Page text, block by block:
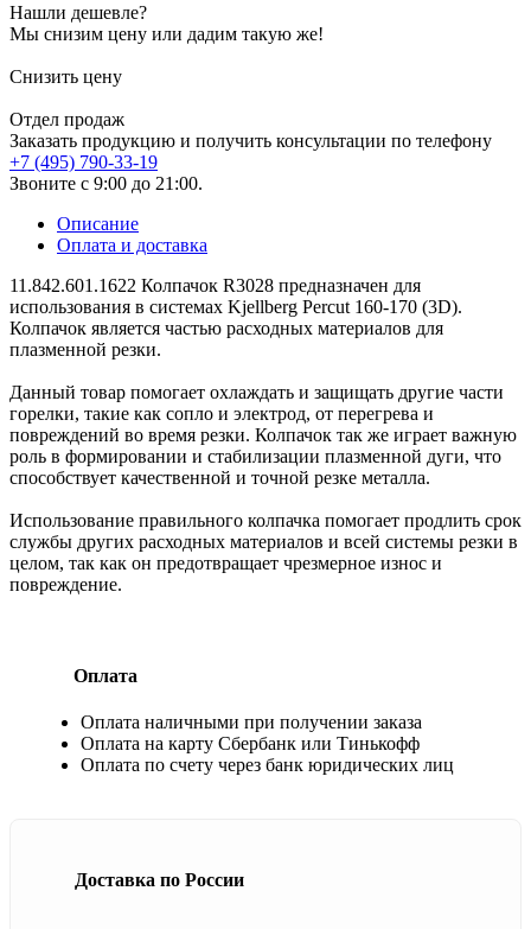
Нашли дешевле?
Мы снизим цену или дадим такую же!
Снизить цену
Отдел продаж
Заказать продукцию и получить консультации по телефону
+7 (495) 790-33-19
Звоните с 9:00 до 21:00.
Описание
Оплата и доставка
11.842.601.1622 Колпачок R3028 предназначен для
использования в системах Kjellberg Percut 160-170 (3D).
Колпачок является частью расходных материалов для
плазменной резки.
Данный товар помогает охлаждать и защищать другие части
горелки, такие как сопло и электрод, от перегрева и
повреждений во время резки. Колпачок так же играет важную
роль в формировании и стабилизации плазменной дуги, что
способствует качественной и точной резке металла.
Использование правильного колпачка помогает продлить срок
службы других расходных материалов и всей системы резки в
целом, так как он предотвращает чрезмерное износ и
повреждение.
Оплата
Оплата наличными при получении заказа
Оплата на карту Сбербанк или Тинькофф
Оплата по счету через банк юридических лиц
Доставка по России